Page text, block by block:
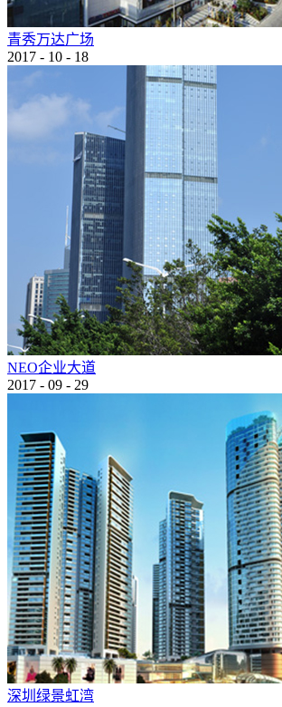
青秀万达广场
2017 - 10 - 18
NEO企业大道
2017 - 09 - 29
深圳绿景虹湾